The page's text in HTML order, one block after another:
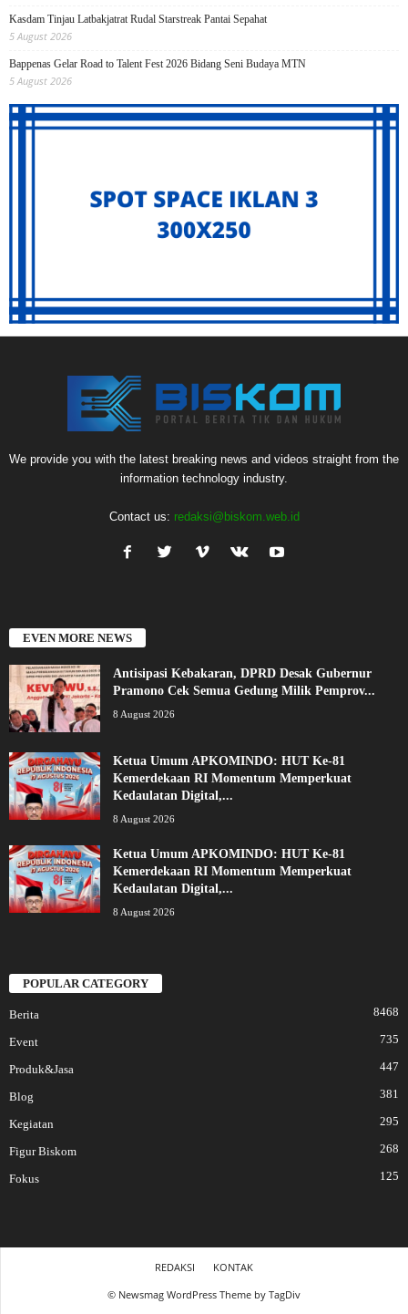
Kasdam Tinjau Latbakjatrat Rudal Starstreak Pantai Sepahat
5 August 2026
Bappenas Gelar Road to Talent Fest 2026 Bidang Seni Budaya MTN
5 August 2026
We provide you with the latest breaking news and videos straight from the
information technology industry.
Contact us: redaksi@biskom.web.id
EVEN MORE NEWS
Antisipasi Kebakaran, DPRD Desak Gubernur
Pramono Cek Semua Gedung Milik Pemprov...
8 August 2026
Ketua Umum APKOMINDO: HUT Ke-81
Kemerdekaan RI Momentum Memperkuat
Kedaulatan Digital,...
8 August 2026
Ketua Umum APKOMINDO: HUT Ke-81
Kemerdekaan RI Momentum Memperkuat
Kedaulatan Digital,...
8 August 2026
POPULAR CATEGORY
Berita 8468
Event 735
Produk&Jasa 447
Blog 381
Kegiatan 295
Figur Biskom 268
Fokus 125
REDAKSI
KONTAK
© Newsmag WordPress Theme by TagDiv